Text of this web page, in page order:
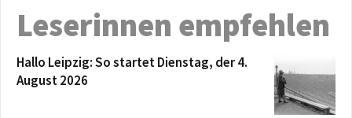
Leserinnen empfehlen
Hallo Leipzig: So startet Dienstag, der 4.
August 2026